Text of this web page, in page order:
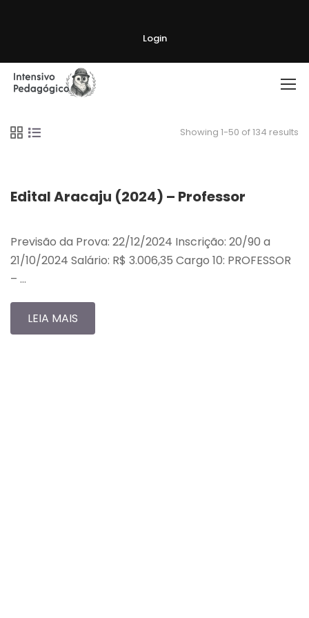
Login
Showing 1-50 of 134 results
Edital Aracaju (2024) – Professor
Previsão da Prova: 22/12/2024 Inscrição: 20/90 a
21/10/2024 Salário: R$ 3.006,35 Cargo 10: PROFESSOR
– …
LEIA MAIS